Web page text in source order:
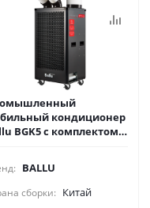
кондиционер
BGK5 с комплектом
BALLU
сборки: Китай